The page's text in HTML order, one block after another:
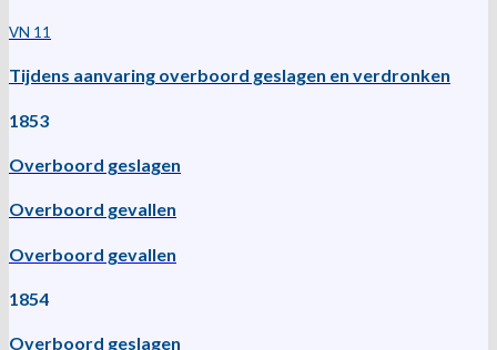
VN 11
Tijdens aanvaring overboord geslagen en verdronken
1853
Overboord geslagen
Overboord gevallen
Overboord gevallen
1854
Overboord geslagen